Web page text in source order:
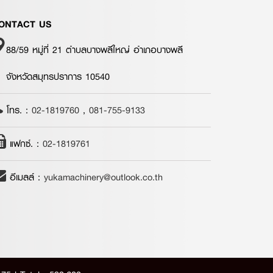
US
88/59 หมู่ที่ 21 ตำบลบางพลีใหญ่ อำเภอบางพลี
จังหวัดสมุทรปราการ 10540
โทร. : 02-1819760 , 081-755-9133
แฟกซ์. : 02-1819761
อีเมลล์ : yukamachinery@outlook.co.th